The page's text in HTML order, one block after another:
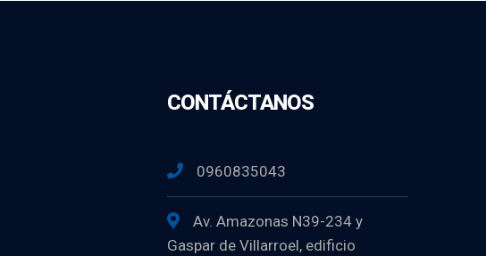
CONTÁCTANOS
0960835043
Av. Amazonas N39-234 y
Gaspar de Villarroel, edificio